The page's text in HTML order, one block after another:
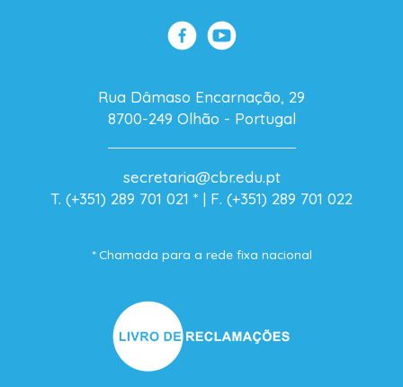
Rua Dâmaso Encarnação, 29
8700-249 Olhão - Portugal
secretaria@cbr.edu.pt
T. (+351) 289 701 021 * | F. (+351) 289 701 022
* Chamada para a rede fixa nacional